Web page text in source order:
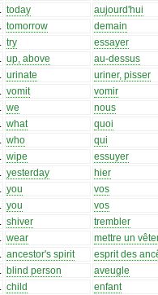
today
aujourd'hui
tomorrow
demain
try
essayer
up, above
au-dessus
urinate
uriner, pisser
vomit
vomir
we
nous
what
quoi
who
qui
wipe
essuyer
yesterday
hier
you
vos
you
vos
shiver
trembler
wear
mettre un
ancestor's spirit
esprit des
blind person
aveugle
child
enfant